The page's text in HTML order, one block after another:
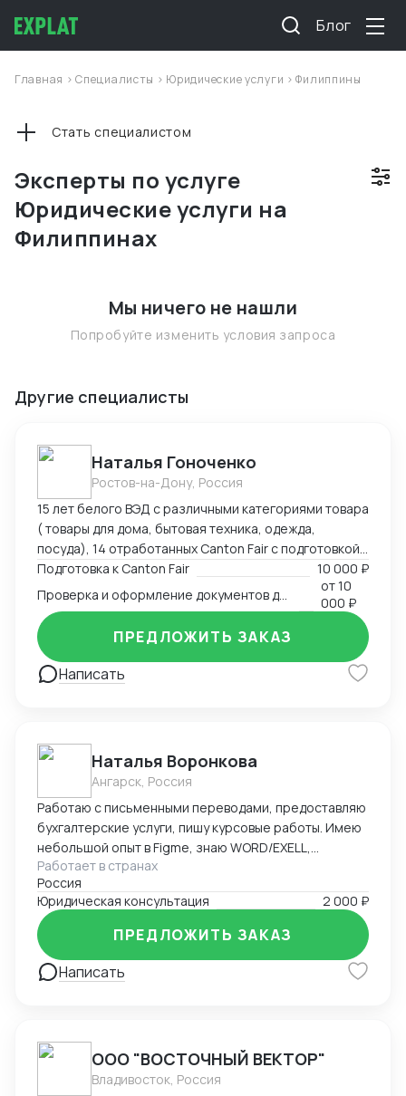
Блог
Главная >Специалисты > Юридические услуги >Филиппины
Эксперты по услуге
Юридические услуги на
Филиппинах
Стать специалистом
Мы ничего не нашли
Попробуйте изменить условия запроса
Другие специалисты
Наталья Гоноченко
Ростов-на-Дону, Россия
15 лет белого ВЭД с различными категориями товара
( товары для дома, бытовая техника, одежда,
посуда), 14 отработанных Canton Fair с подготовкой,
анализом и подбором ассортиментной матрицы.
Подготовка полного пакета документов включая
сертификацию, образцы, ввоз и оформление.
Оформление полного пакета документов для ТО и
доставки, просчет юнит экономики. Контроль
платежей через третьи страны и проверка
корректности Валютного контроля.
Подготовка к Canton Fair
10 000 ₽
от10
000 ₽
Написать
ПРЕДЛОЖИТЬ ЗАКАЗ
Наталья Воронкова
Ангарск, Россия
Работаю с письменными переводами, предоставляю
бухгалтерские услуги, пишу курсовые работы. Имею
небольшой опыт в Figme, знаю WORD/EXELL,
составляю и редактирую таблицы. Рассматриваю
подработку, рассмотрю Ваши варианты.
Работает в странах
Россия
Юридическая консультация
2 000 ₽
Написать
ПРЕДЛОЖИТЬ ЗАКАЗ
ООО "ВОСТОЧНЫЙ ВЕКТОР"
Владивосток, Россия